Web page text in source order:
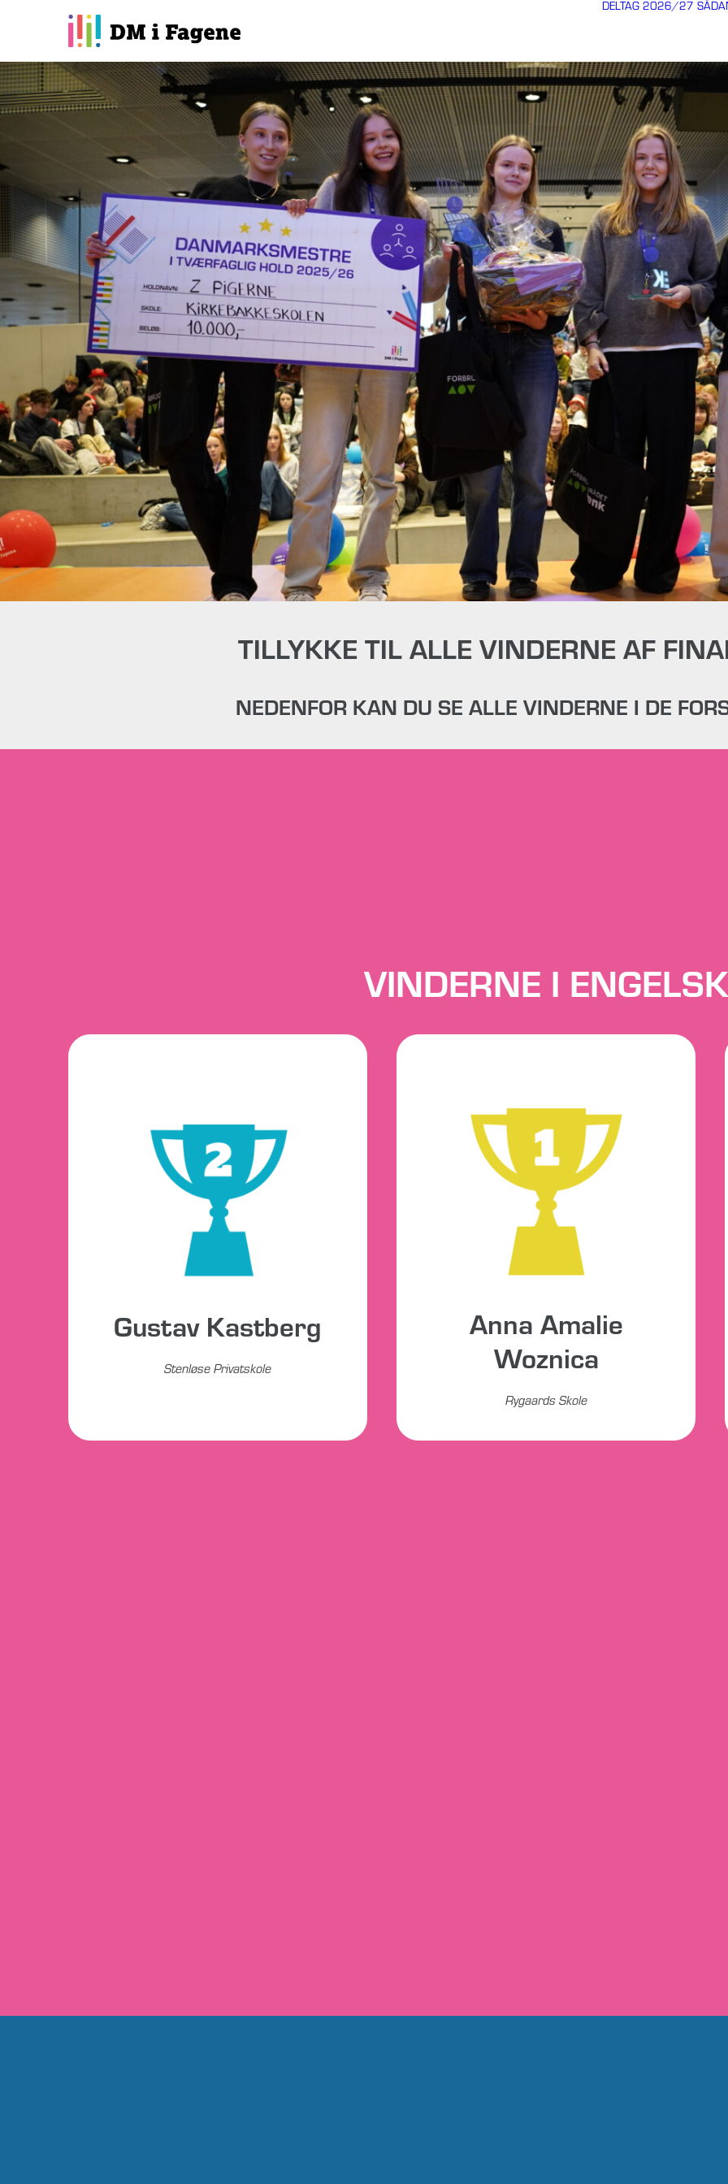
DELTAG 2026/27
TILLYKKE TIL ALLE VINDERNE AF
NEDENFOR KAN DU SE ALLE VINDERNE I DE
VINDERNE I ENGELSK
Gustav Kastberg
Stenløse Privatskole
Anna Amalie
Woznica
Rygaards Skole